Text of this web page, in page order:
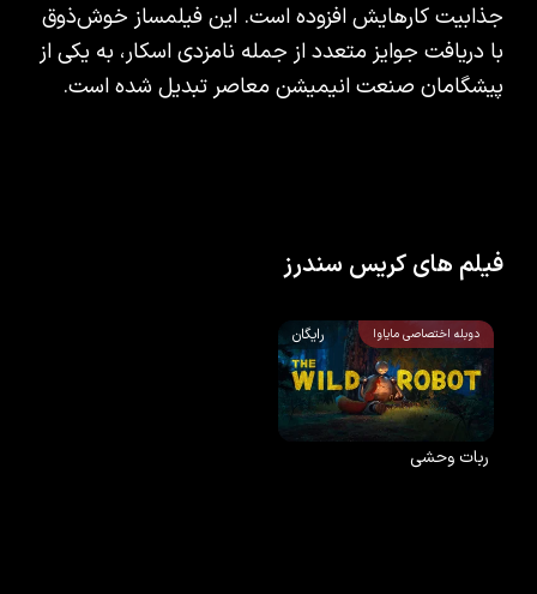
جذابیت کارهایش افزوده است. این فیلمساز خوش‌ذوق
با دریافت جوایز متعدد از جمله نامزدی اسکار، به یکی از
پیشگامان صنعت انیمیشن معاصر تبدیل شده است.
فیلم های کریس سندرز
دوبله اختصاصی مایاوا رایگان
ربات وحشی